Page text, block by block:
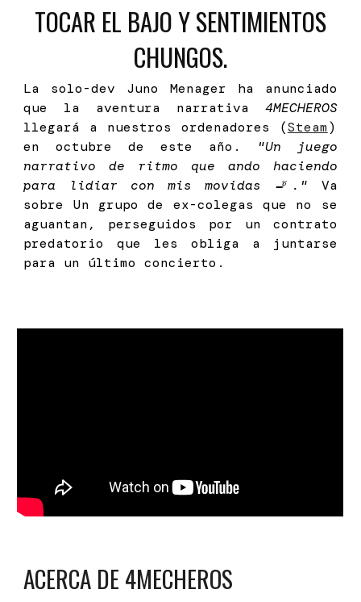
TOCAR EL BAJO Y SENTIMIENTOS
CHUNGOS.
La solo-dev Juno Menager ha anunciado
que la aventura narrativa 4MECHEROS
llegará a nuestros ordenadores (Steam)
en octubre de este año.
"Un juego
narrativo de ritmo que ando haciendo
para lidiar con mis movidas 🚬." Va
sobre Un grupo de ex-colegas que no se
aguantan, perseguidos por un contrato
predatorio que les obliga a juntarse
para un último concierto.
ACERCA DE 4MECHEROS